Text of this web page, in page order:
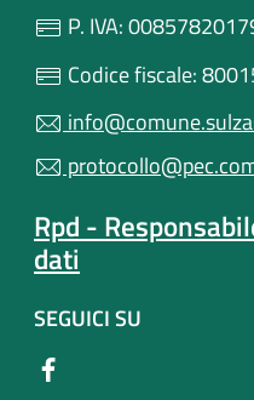
P. IVA:
Codice fiscale:
Rpd -
dati
SEGUICI SU